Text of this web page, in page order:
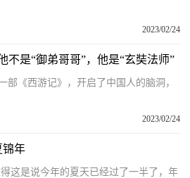
2023/02/24
不是“御弟哥哥”，他是“玄奘法师”
部《西游记》，开启了中国人的脑洞，
2023/02/24
锦年
这是说今年的夏天已经过了一半了，年